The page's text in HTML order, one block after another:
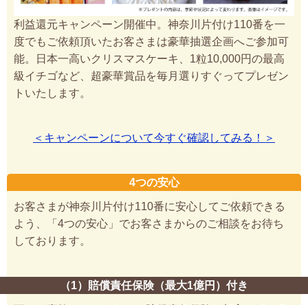
利益還元キャンペーン開催中。神奈川片付け110番を一
度でもご依頼頂いたお客さまは豪華抽選企画へご参加可
能。日本一高いクリスマスケーキ、1粒10,000円の最高
級イチゴなど、超豪華賞品を毎月選りすぐってプレゼン
トいたします。
＜キャンペーンについて今すぐ確認してみる！＞
4つの安心
お客さまが神奈川片付け110番に安心してご依頼できる
よう、「4つの安心」でお客さまからのご相談をお待ち
しております。
（1）賠償責任保険（最大1億円）付き